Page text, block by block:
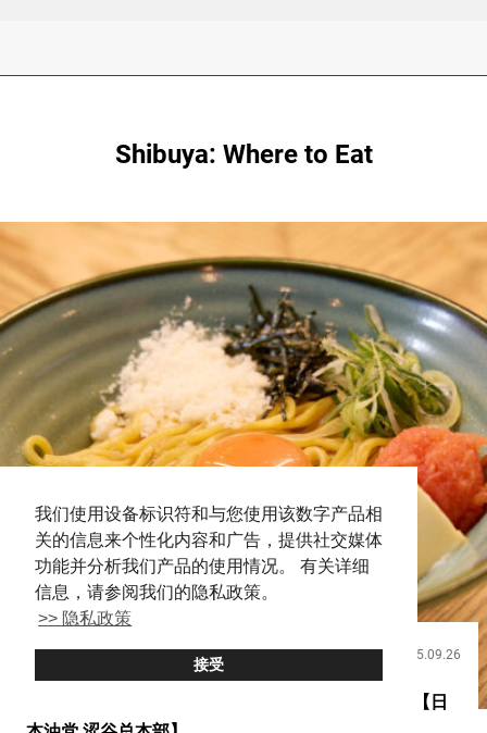
我们使用设备标识符和与您使用该数字产品相
关的信息来个性化内容和广告，提供社交媒体
功能并分析我们产品的使用情况。 有关详细
信息，请参阅我们的隐私政策。
>> 隐私政策
接受
Shibuya: Where to Eat
2025.09.26
拉面却没有汤！？ 在涩谷人气急升的油泼面专门店【日